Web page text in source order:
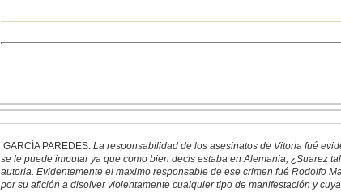
GARCÍA PAREDES: La responsabilidad de los asesinatos de Vitoria fué
se le puede imputar ya que como bien decis estaba en Alemania, ¿Suarez
autoria. Evidentemente el maximo responsable de ese crimen fué Rodolfo
por su afición a disolver violentamente cualquier tipo de manifestación y